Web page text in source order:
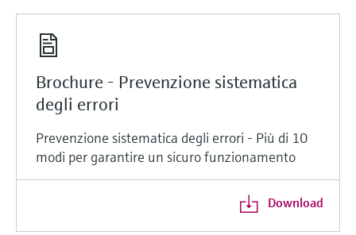
Brochure - Prevenzione sistematica
degli errori
Prevenzione sistematica degli errori - Più di 10
modi per garantire un sicuro funzionamento
Download